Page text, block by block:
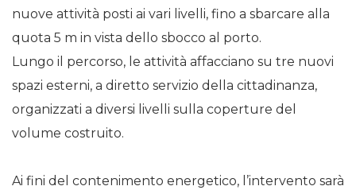
nuove attività posti ai vari livelli, fino a sbarcare alla
quota 5 m in vista dello sbocco al porto.
Lungo il percorso, le attività affacciano su tre nuovi
spazi esterni, a diretto servizio della cittadinanza,
organizzati a diversi livelli sulla coperture del
volume costruito.
Ai fini del contenimento energetico, l’intervento sarà